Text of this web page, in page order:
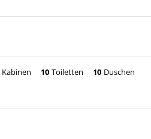
Kabinen 10 Toiletten 10 Duschen